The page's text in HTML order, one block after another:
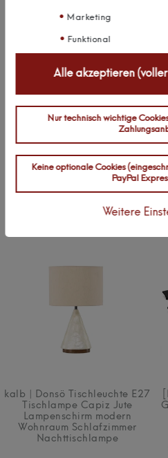
Metall Bettleuchte Flurlampe
Wandbeleuchtung modern,
79,99 €
kalb | Donsö Tischleuchte E27
Tischlampe Capiz Jute
Lampenschirm modern
Wohnraum Schlafzimmer
Nachttischlampe
Marketing
Funktional
Alle akzeptieren
Nur technisch wichtige
Keine optionale Cookies
PayPal
Weitere